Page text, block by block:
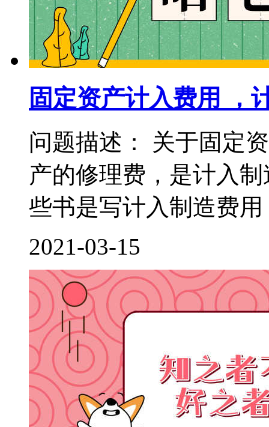
固定资产计入费用 ，
问题描述： 关于固定
产的修理费，是计入
些书是写计入制造费
2021-03-15